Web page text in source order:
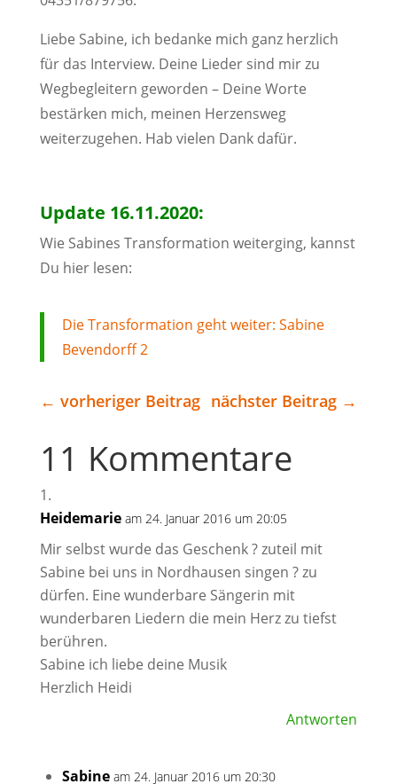
Liebe Sabine, ich bedanke mich ganz herzlich
für das Interview. Deine Lieder sind mir zu
Wegbegleitern geworden – Deine Worte
bestärken mich, meinen Herzensweg
weiterzugehen. Hab vielen Dank dafür.
Update 16.11.2020:
Wie Sabines Transformation weiterging, kannst
Du hier lesen:
Die Transformation geht weiter: Sabine
Bevendorff 2
← vorheriger Beitrag nächster Beitrag →
11 Kommentare
Heidemarie am 24. Januar 2016 um 20:05
Mir selbst wurde das Geschenk ? zuteil mit
Sabine bei uns in Nordhausen singen ? zu
dürfen. Eine wunderbare Sängerin mit
wunderbaren Liedern die mein Herz zu tiefst
berühren.
Sabine ich liebe deine Musik
Herzlich Heidi
Antworten
Sabine am 24. Januar 2016 um 20:30